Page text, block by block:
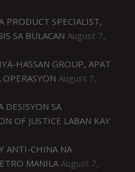
PRODUCT SPECIALIST,
SA BULACAN August 7,
HASSAN GROUP, APAT
August 7,
DESISYON SA
OF JUSTICE LABAN KAY
ANTI-CHINA NA
MANILA August 7,